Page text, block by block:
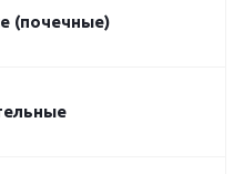
(почечные)